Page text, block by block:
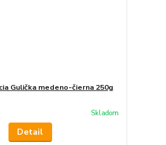
Gulička medeno-čierna 250g
Skladom
Detail